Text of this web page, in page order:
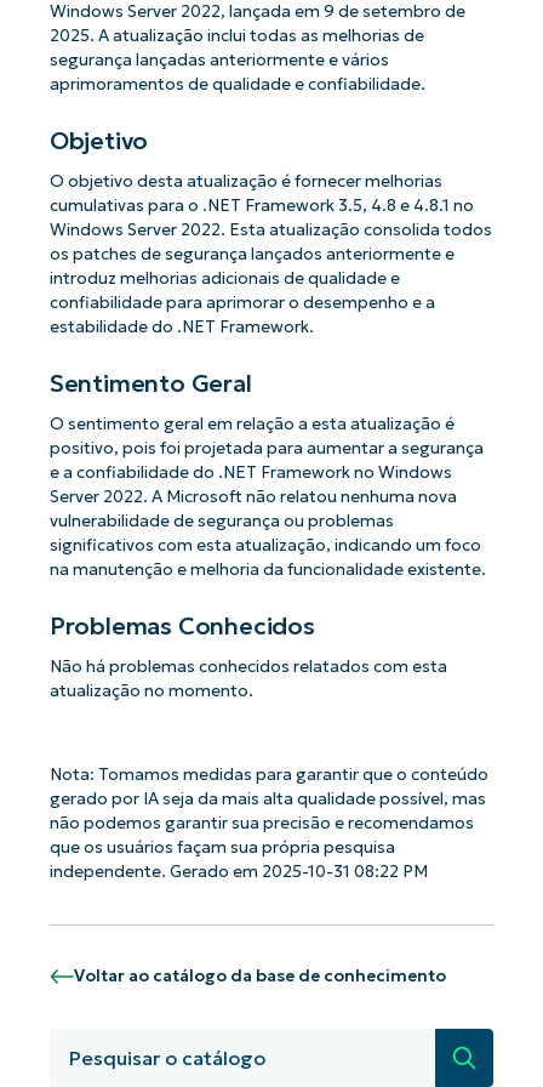
Windows Server 2022, lançada em 9 de setembro de
2025. A atualização inclui todas as melhorias de
segurança lançadas anteriormente e vários
aprimoramentos de qualidade e confiabilidade.
Objetivo
O objetivo desta atualização é fornecer melhorias
cumulativas para o .NET Framework 3.5, 4.8 e 4.8.1 no
Windows Server 2022. Esta atualização consolida todos
os patches de segurança lançados anteriormente e
introduz melhorias adicionais de qualidade e
confiabilidade para aprimorar o desempenho e a
estabilidade do .NET Framework.
Sentimento Geral
O sentimento geral em relação a esta atualização é
positivo, pois foi projetada para aumentar a segurança
e a confiabilidade do .NET Framework no Windows
Server 2022. A Microsoft não relatou nenhuma nova
vulnerabilidade de segurança ou problemas
significativos com esta atualização, indicando um foco
na manutenção e melhoria da funcionalidade existente.
Problemas Conhecidos
Não há problemas conhecidos relatados com esta
atualização no momento.
Nota: Tomamos medidas para garantir que o conteúdo
gerado por IA seja da mais alta qualidade possível, mas
não podemos garantir sua precisão e recomendamos
que os usuários façam sua própria pesquisa
independente. Gerado em 2025-10-31 08:22 PM
Voltar ao catálogo da base de conhecimento